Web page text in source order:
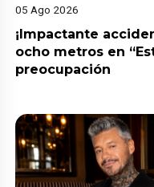
05 Ago 2026
¡Impactante
ocho metros en
preocupación